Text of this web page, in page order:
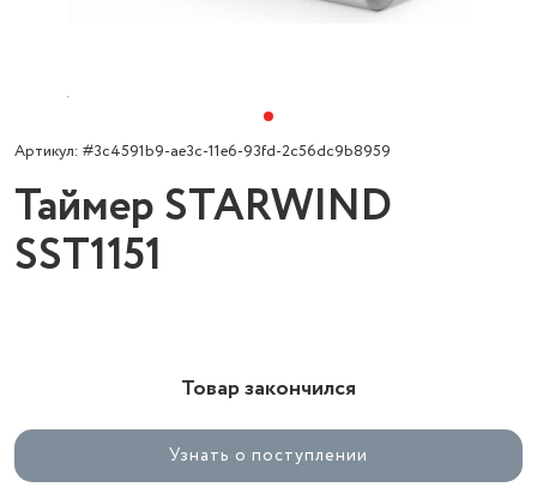
Артикул: #3c4591b9-ae3c-11e6-93fd-2c56dc9b8959
Таймер STARWIND
SST1151
Товар закончился
Узнать о поступлении